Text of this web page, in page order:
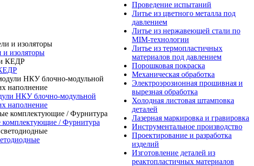
изоляторы
НКУ блочно-модульной
наполнение
/ Фурнитура
Проведение испытаний
Литье из цветного металла под
давлением
Литье из нержавеющей стали по
MIM-технологии
Литье из термопластичных
материалов под давлением
Порошковая покраска
Механическая обработка
Электроэрозионная прошивная и
вырезная обработка
Холодная листовая штамповка
деталей
Лазерная маркировка и гравировка
Инструментальное производство
Проектирование и разработка
изделий
Изготовление деталей из
реактопластичных материалов